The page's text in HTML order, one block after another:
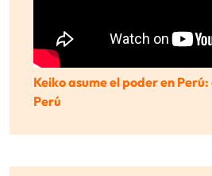
Keiko asume el poder en
Perú